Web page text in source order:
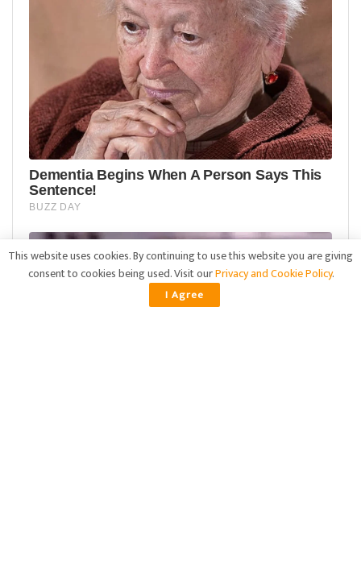
This website uses cookies. By continuing to use this website you are giving
consent to cookies being used. Visit ourPrivacy and Cookie Policy.
I Agree
ADVERTISEMENT